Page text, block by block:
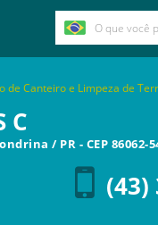
de Canteiro e Limpeza de
C
/ PR - CEP 86062-
(43)